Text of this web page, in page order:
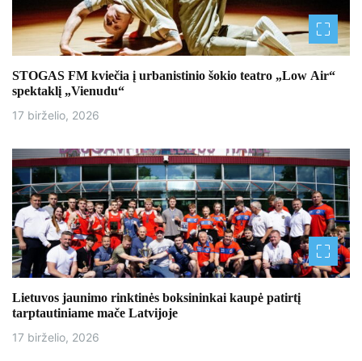
STOGAS FM kviečia į urbanistinio šokio teatro „Low Air“
spektaklį „Vienudu“
17 birželio, 2026
Lietuvos jaunimo rinktinės boksininkai kaupė patirtį
tarptautiniame mače Latvijoje
17 birželio, 2026